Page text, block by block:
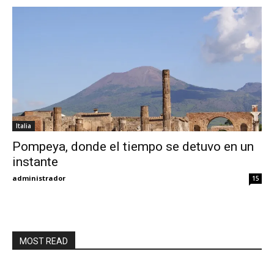
My
Italia
Pompeya, donde el tiempo se detuvo en un
instante
administrador 15
MOST READ